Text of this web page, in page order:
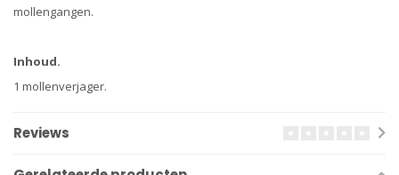
mollengangen.
Inhoud.
1 mollenverjager.
Reviews